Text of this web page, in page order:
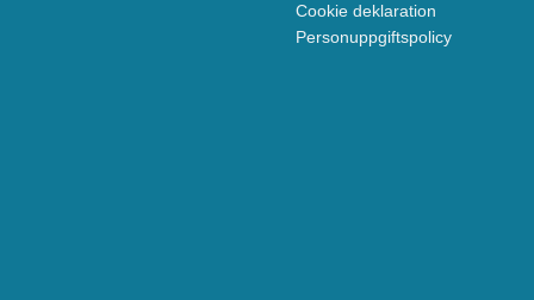
Cookie deklaration
Personuppgiftspolicy